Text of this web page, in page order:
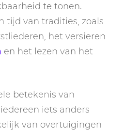
te tonen.
tijd van tradities, zoals
het versieren
en het lezen van het
betekenis van
iets anders
van overtuigingen